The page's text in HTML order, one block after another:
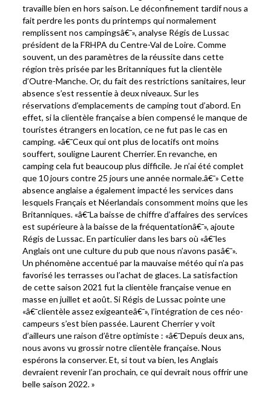
travaille bien en hors saison. Le déconfinement tardif nous a
fait perdre les ponts du printemps qui normalement
remplissent nos campingsâ€¯», analyse Régis de Lussac
président de la FRHPA du Centre-Val de Loire. Comme
souvent, un des paramètres de la réussite dans cette
région très prisée par les Britanniques fut la clientèle
d’Outre-Manche. Or, du fait des restrictions sanitaires, leur
absence s’est ressentie à deux niveaux. Sur les
réservations d’emplacements de camping tout d’abord. En
effet, si la clientèle française a bien compensé le manque de
touristes étrangers en location, ce ne fut pas le cas en
camping. «â€¯Ceux qui ont plus de locatifs ont moins
souffert, souligne Laurent Cherrier. En revanche, en
camping cela fut beaucoup plus difficile. Je n’ai été complet
que 10 jours contre 25 jours une année normale.â€¯» Cette
absence anglaise a également impacté les services dans
lesquels Français et Néerlandais consomment moins que les
Britanniques. «â€¯La baisse de chiffre d’affaires des services
est supérieure à la baisse de la fréquentationâ€¯», ajoute
Régis de Lussac. En particulier dans les bars où «â€¯les
Anglais ont une culture du pub que nous n’avons pasâ€¯».
Un phénomène accentué par la mauvaise météo qui n’a pas
favorisé les terrasses ou l’achat de glaces. La satisfaction
de cette saison 2021 fut la clientèle française venue en
masse en juillet et août. Si Régis de Lussac pointe une
«â€¯clientèle assez exigeanteâ€¯», l’intégration de ces néo-
campeurs s’est bien passée. Laurent Cherrier y voit
d’ailleurs une raison d’être optimiste : «â€¯Depuis deux ans,
nous avons vu grossir notre clientèle française. Nous
espérons la conserver. Et, si tout va bien, les Anglais
devraient revenir l’an prochain, ce qui devrait nous offrir une
belle saison 2022. »